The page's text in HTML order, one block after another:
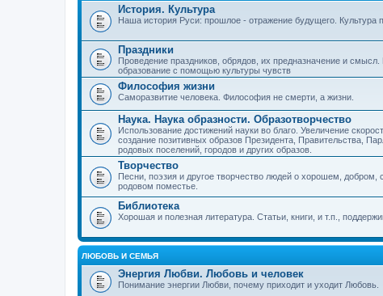
История. Культура
Наша история Руси: прошлое - отражение будущего. Культура
Праздники
Проведение праздников, обрядов, их предназначение и
образование с помощью культуры чувств
Философия жизни
Саморазвитие человека. Философия не смерти, а жизни.
Наука. Наука образности. Образотворчество
Использование достижений науки во благо. Увеличение
создание позитивных образов Президента, Правительства,
родовых поселений, городов и других образов.
Творчество
Песни, поэзия и другое творчество людей о хорошем,
родовом поместье.
Библиотека
Хорошая и полезная литература. Статьи, книги, и т.п.,
ЛЮБОВЬ И СЕМЬЯ
Энергия Любви. Любовь и человек
Понимание энергии Любви, почему приходит и уходит Любовь.